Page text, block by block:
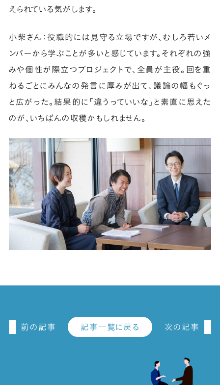
えられている気がします。
小柴さん：役職的には見守る立場ですが、むしろ若いメ
ンバーから学ぶことが多いと感じています。それぞれの強
みや個性が際立つプロジェクトで、全員が主役。回を重
ねるごとにみんなの発言に厚みが出て、議論の幅もぐっ
と広がった。結果的に「違うっていいな」と素直に思えた
のが、いちばんの収穫かもしれません。
前の記事 記事一覧に戻る 次の記事